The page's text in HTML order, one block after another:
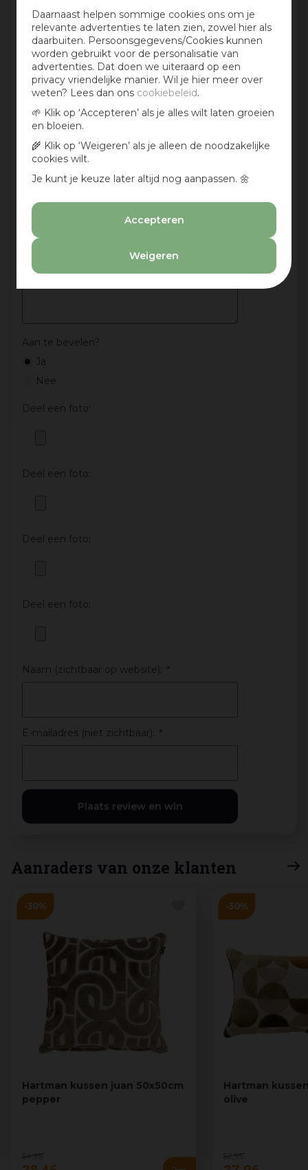
Daarnaast helpen sommige cookies ons om je
relevante advertenties te laten zien, zowel hier als
daarbuiten. Persoonsgegevens/Cookies kunnen
worden gebruikt voor de personalisatie van
advertenties. Dat doen we uiteraard op een
privacy vriendelijke manier. Wil je hier meer over
weten? Lees dan ons cookiebeleid.
🌱 Klik op ‘Accepteren’ als je alles wilt laten groeien
en bloeien.
🌾 Klik op ‘Weigeren’ als je alleen de noodzakelijke
cookies wilt.
Je kunt je keuze later altijd nog aanpassen. 🌼
Accepteren
Weigeren
Deel jouw ervaringen met dit product en maak
maandelijks kans op een cadeaubon t.w.v. € 25,-
Beoordeling:*
Mijn ervaring in één zin:
Jouw mening over dit product:
Aan te bevelen?
Ja
Nee
Deel een foto:
Deel een foto:
Deel een foto:
Deel een foto:
Naam (zichtbaar op website): *
E-mailadres (niet zichtbaar): *
Aanraders van onze klanten
Hartman kussen juan 50x50cm
pepper
54 ,95
Hartman
olive
52 ,95